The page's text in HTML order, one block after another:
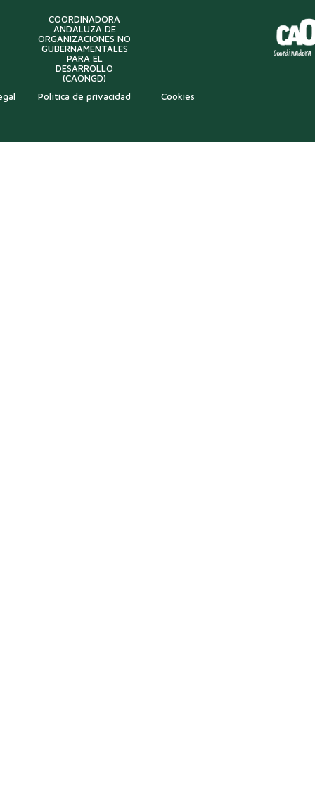
COORDINADORA
ANDALUZA DE
ORGANIZACIONES NO
GUBERNAMENTALES
PARA EL
DESARROLLO
(CAONGD)
Política de privacidad Cookies